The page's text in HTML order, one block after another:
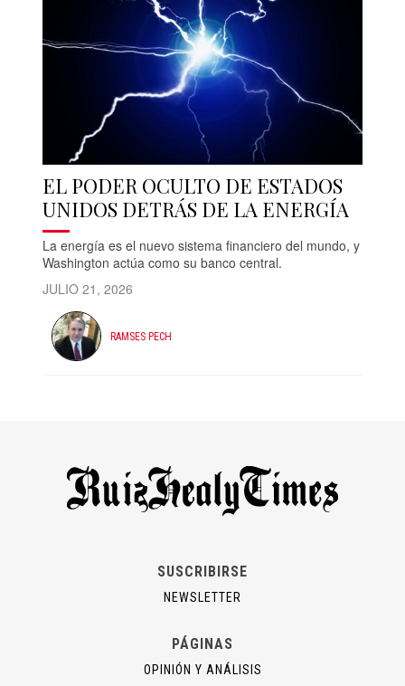
EL PODER OCULTO DE ESTADOS
UNIDOS DETRÁS DE LA ENERGÍA
La energía es el nuevo sistema financiero del mundo, y
Washington actúa como su banco central.
JULIO 21, 2026
RAMSES PECH
SUSCRIBIRSE
NEWSLETTER
PÁGINAS
OPINIÓN Y ANÁLISIS